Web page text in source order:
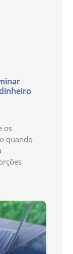
os
quando